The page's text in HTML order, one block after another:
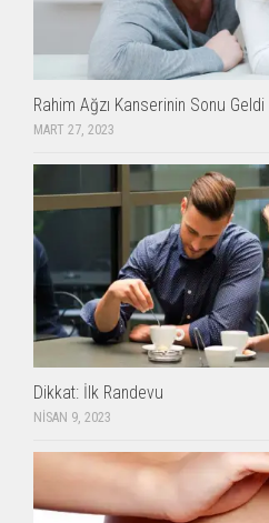
Rahim Ağzı Kanserinin Sonu Geldi
MART 27, 2023
Dikkat: İlk Randevu
NISAN 9, 2023